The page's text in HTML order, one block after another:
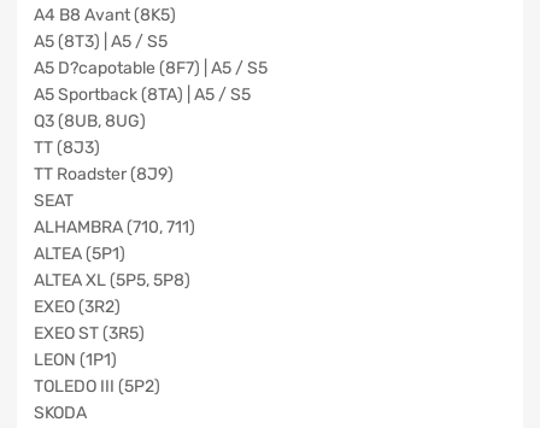
A4 B8 Avant (8K5)
A5 (8T3) | A5 / S5
A5 D?capotable (8F7) | A5 / S5
A5 Sportback (8TA) | A5 / S5
Q3 (8UB, 8UG)
TT (8J3)
TT Roadster (8J9)
SEAT
ALHAMBRA (710, 711)
ALTEA (5P1)
ALTEA XL (5P5, 5P8)
EXEO (3R2)
EXEO ST (3R5)
LEON (1P1)
TOLEDO III (5P2)
SKODA